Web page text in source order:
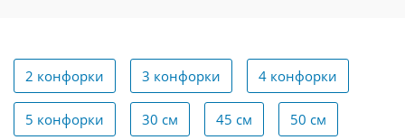
2 конфорки 3 конфорки 4 конфорки
5 конфорки 30 см 45 см 50 см